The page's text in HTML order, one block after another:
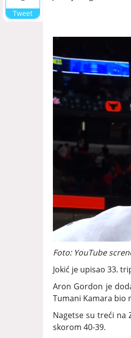
Tweet
Foto: YouTube
Jokić je upisao 33.
Aron Gordon je
Tumani Kamara bio
Nagetse su treći na
skorom 40-39.